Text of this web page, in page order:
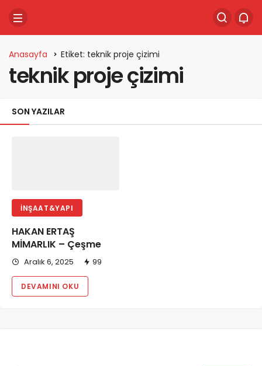
Anasayfa Etiket: teknik proje çizimi
teknik proje çizimi
SON YAZILAR
İNŞAAT&YAPI
HAKAN ERTAŞ
MİMARLIK – Çeşme
Aralık 6, 2025 99
DEVAMINI OKU